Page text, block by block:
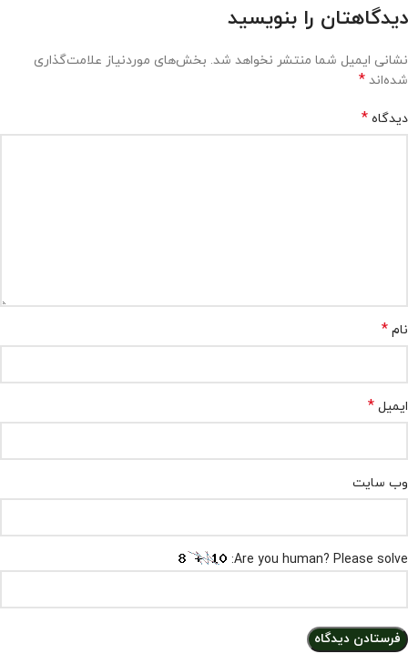
دیدگاهتان را بنویسید
نشانی ایمیل شما منتشر نخواهد شد. بخش‌های موردنیاز علامت‌گذاری
شده‌اند *
دیدگاه *
نام *
ایمیل *
وب‌ سایت
Are you human? Please solve: